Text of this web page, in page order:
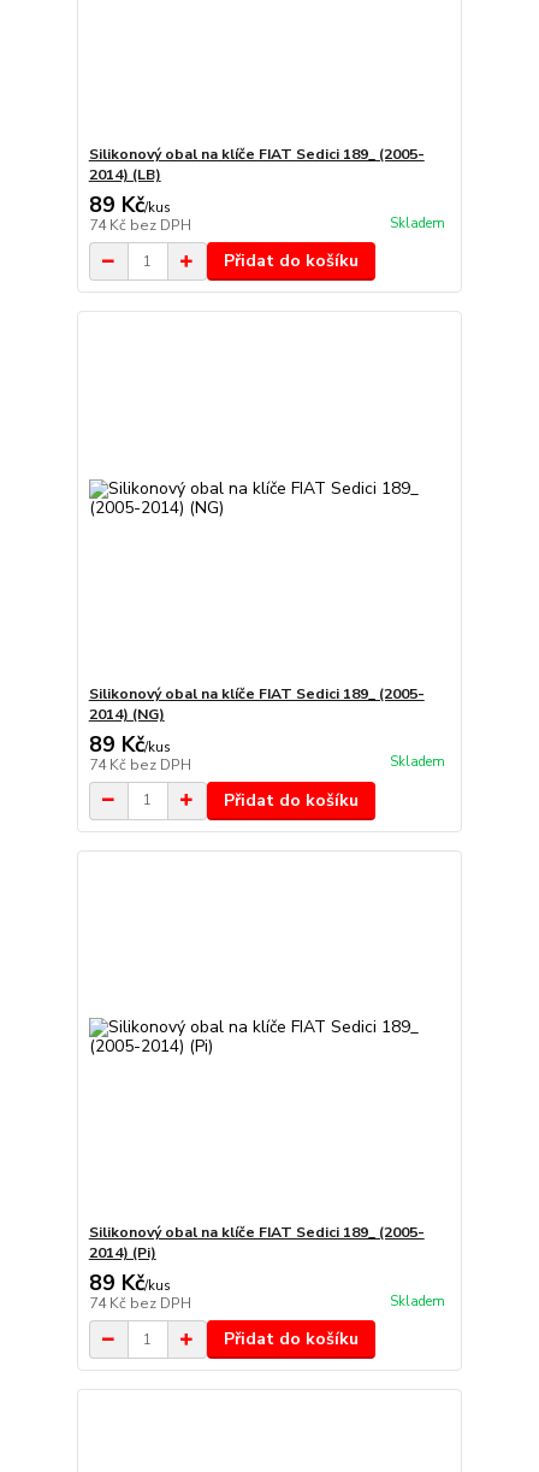
Silikonový obal na klíče FIAT Sedici 189_ (2005-
2014) (LB)
89 Kč/kus
74 Kč bez DPH Skladem
Přidat do košíku
Silikonový obal na klíče FIAT Sedici 189_ (2005-
2014) (NG)
89 Kč/kus
74 Kč bez DPH Skladem
Přidat do košíku
Silikonový obal na klíče FIAT Sedici 189_ (2005-
2014) (Pi)
89 Kč/kus
74 Kč bez DPH Skladem
Přidat do košíku